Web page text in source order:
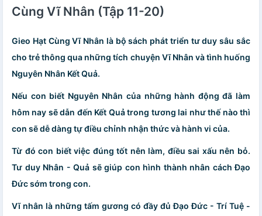
Cùng Vĩ Nhân (Tập 11-20)
Gieo Hạt Cùng Vĩ Nhân là bộ sách phát triển tư duy sâu sắc
cho trẻ thông qua những tích chuyện Vĩ Nhân và tình huống
Nguyên Nhân Kết Quả.
Nếu con biết Nguyên Nhân của những hành động đã làm
hôm nay sẽ dẫn đến Kết Quả trong tương lai như thế nào thì
con sẽ dễ dàng tự điều chỉnh nhận thức và hành vi của.
Từ đó con biết việc đúng tốt nên làm, điều sai xấu nên bỏ.
Tư duy Nhân - Quả sẽ giúp con hình thành nhân cách Đạo
Đức sớm trong con.
Vĩ nhân là những tấm gương có đầy đủ Đạo Đức - Trí Tuệ -